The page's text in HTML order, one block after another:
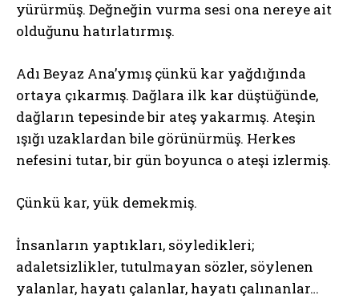
yürürmüş. Değneğin vurma sesi ona nereye ait
olduğunu hatırlatırmış.
Adı Beyaz Ana’ymış çünkü kar yağdığında
ortaya çıkarmış. Dağlara ilk kar düştüğünde,
dağların tepesinde bir ateş yakarmış. Ateşin
ışığı uzaklardan bile görünürmüş. Herkes
nefesini tutar, bir gün boyunca o ateşi izlermiş.
Çünkü kar, yük demekmiş.
İnsanların yaptıkları, söyledikleri;
adaletsizlikler, tutulmayan sözler, söylenen
yalanlar, hayatı çalanlar, hayatı çalınanlar…